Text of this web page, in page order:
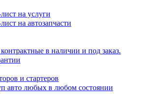
на услуги
на автозапчасти
в наличии и под заказ.
и стартеров
авто любых в любом состоянии